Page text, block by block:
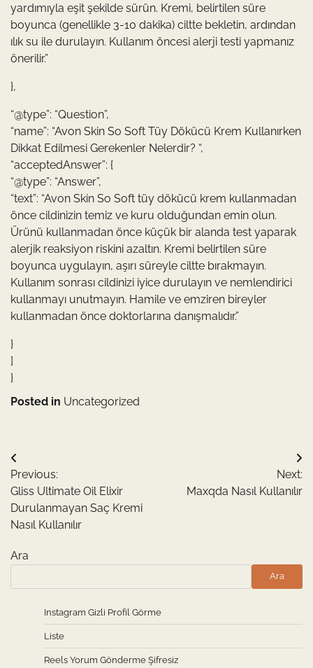
yardımıyla eşit şekilde sürün. Kremi, belirtilen süre
boyunca (genellikle 3-10 dakika) ciltte bekletin, ardından
ılık su ile durulayın. Kullanım öncesi alerji testi yapmanız
önerilir.”
},
“@type”: “Question”,
“name”: “Avon Skin So Soft Tüy Dökücü Krem Kullanırken
Dikkat Edilmesi Gerekenler Nelerdir? “,
“acceptedAnswer”: {
“@type”: “Answer”,
“text”: “Avon Skin So Soft tüy dökücü krem kullanmadan
önce cildinizin temiz ve kuru olduğundan emin olun.
Ürünü kullanmadan önce küçük bir alanda test yaparak
alerjik reaksiyon riskini azaltın. Kremi belirtilen süre
boyunca uygulayın, aşırı süreyle ciltte bırakmayın.
Kullanım sonrası cildinizi iyice durulayın ve nemlendirici
kullanmayı unutmayın. Hamile ve emziren bireyler
kullanmadan önce doktorlarına danışmalıdır.”
}
]
}
Posted in Uncategorized
Yazı
gezinmesi
Previous:
Gliss Ultimate Oil Elixir
Durulanmayan Saç Kremi
Nasıl Kullanılır
Next:
Maxqda Nasıl Kullanılır
Ara
Ara
Instagram Gizli Profil Görme
Liste
Reels Yorum Gönderme Şifresiz